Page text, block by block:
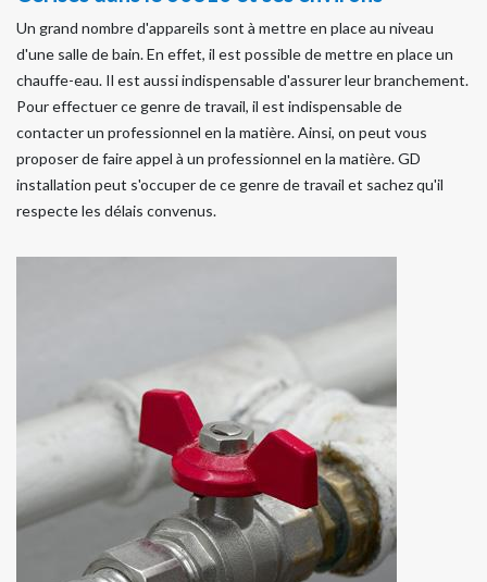
Un grand nombre d'appareils sont à mettre en place au niveau
d'une salle de bain. En effet, il est possible de mettre en place un
chauffe-eau. Il est aussi indispensable d'assurer leur branchement.
Pour effectuer ce genre de travail, il est indispensable de
contacter un professionnel en la matière. Ainsi, on peut vous
proposer de faire appel à un professionnel en la matière. GD
installation peut s'occuper de ce genre de travail et sachez qu'il
respecte les délais convenus.